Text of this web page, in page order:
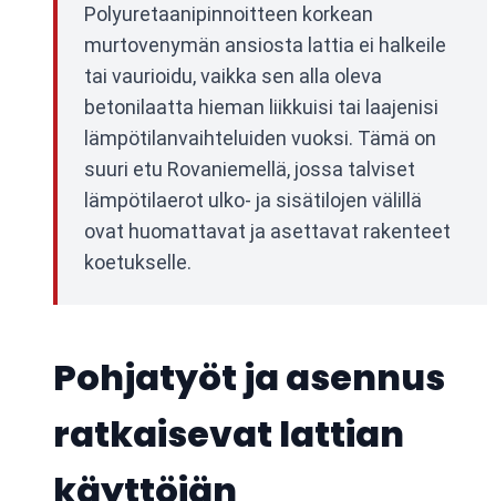
Polyuretaanipinnoitteen korkean
murtovenymän ansiosta lattia ei halkeile
tai vaurioidu, vaikka sen alla oleva
betonilaatta hieman liikkuisi tai laajenisi
lämpötilanvaihteluiden vuoksi. Tämä on
suuri etu Rovaniemellä, jossa talviset
lämpötilaerot ulko- ja sisätilojen välillä
ovat huomattavat ja asettavat rakenteet
koetukselle.
Pohjatyöt ja asennus
ratkaisevat lattian
käyttöiän